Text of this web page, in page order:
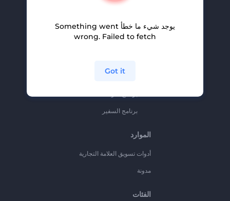
برنامج الإحالة
سياسة الخصوصية
برنامج السفير
الموارد
أدوات تسويق العلامة التجارية
مدونة
الفئات
يوجد شيء ما خطأ Something went
wrong. Failed to fetch
Got it